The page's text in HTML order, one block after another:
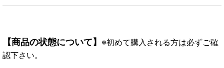
【商品の状態について】 ※初めて購入される方は必ずご確
認下さい。